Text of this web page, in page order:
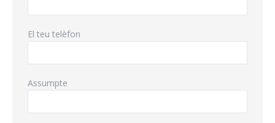
El teu telèfon
Assumpte